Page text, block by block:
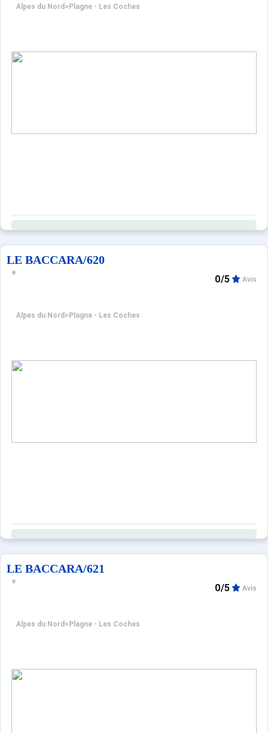
Alpes du Nord > Plagne - Les Coches
LE BACCARA/620
Alpes du Nord > Plagne - Les Coches
0/5 Avis
LE BACCARA/621
Alpes du Nord > Plagne - Les Coches
0/5 Avis